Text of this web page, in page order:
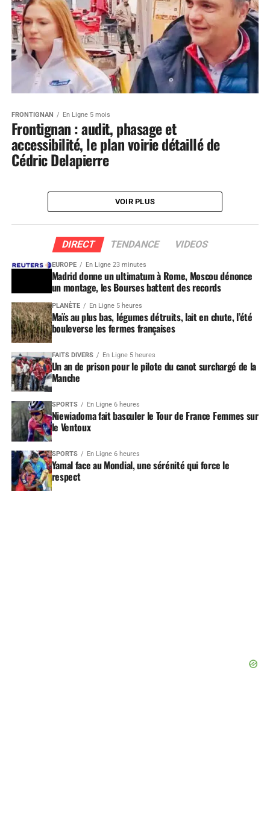
FRONTIGNAN En Ligne 5 mois
Frontignan : audit, phasage et
accessibilité, le plan voirie détaillé de
Cédric Delapierre
VOIR PLUS
DIRECT TENDANCE VIDEOS
EUROPE En Ligne 23 minutes
Madrid donne un ultimatum à Rome, Moscou dénonce
un montage, les Bourses battent des records
PLANÈTE En Ligne 5 heures
Maïs au plus bas, légumes détruits, lait en chute, l’été
bouleverse les fermes françaises
FAITS DIVERS En Ligne 5 heures
Un an de prison pour le pilote du canot surchargé de la
Manche
SPORTS En Ligne 6 heures
Niewiadoma fait basculer le Tour de France Femmes sur
le Ventoux
SPORTS En Ligne 6 heures
Yamal face au Mondial, une sérénité qui force le
respect